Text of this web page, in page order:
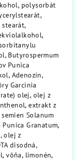
polysorbát
Butyrospermum
Punica
Adenozín,
Garcinia
olej, olej z
extrakt z
Solanum
Granatum,
olej z
disodná,
vôňa, limonén,